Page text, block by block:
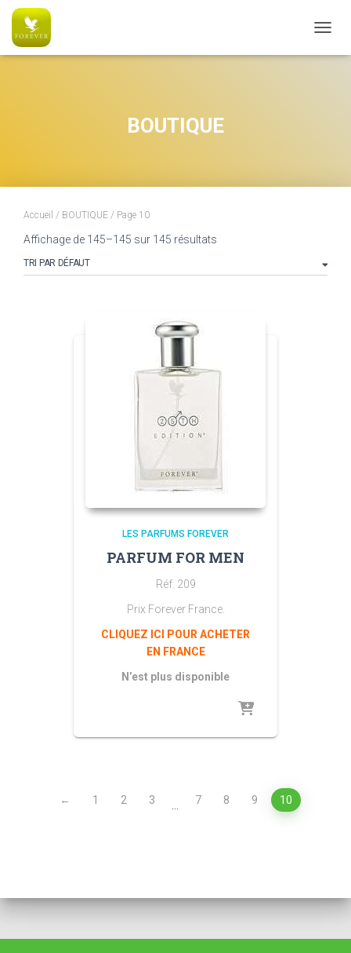
AC6C770CE5B0574051A5080E326B8091
BOUTIQUE
Accueil / BOUTIQUE / Page 10
Affichage de 145–145 sur 145 résultats
LES PARFUMS FOREVER
PARFUM FOR MEN
Réf. 209
Prix Forever France.
CLIQUEZ ICI POUR ACHETER
EN FRANCE
N’est plus disponible
← 1 2 3 7 8 9 10